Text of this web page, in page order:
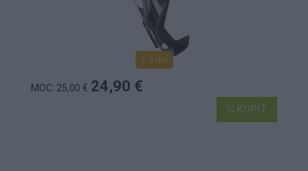
1-3 dní
MOC: 25,00 € 24,90 €
KÚPIŤ